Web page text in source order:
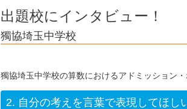
出題校にインタビュー！
獨協埼玉中学校
獨協埼玉中学校の算数におけるアドミッション・
2. 自分の考えを言葉で表現してほし